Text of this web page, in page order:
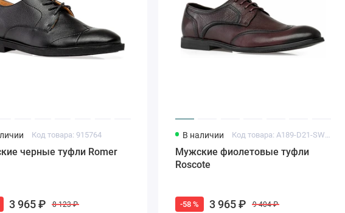
Код товара: 915764
черные туфли Romer
3 965 ₽ 8 123 ₽
В наличии Код товара: A189-D21-SW1-T2725H
Мужские фиолетовые туфли
Roscote
-58 % 3 965 ₽ 9 404 ₽